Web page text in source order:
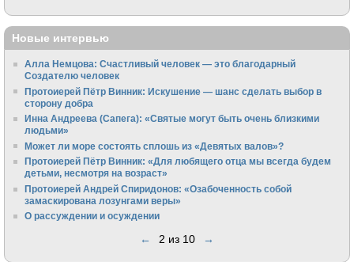
Новые интервью
Алла Немцова: Счастливый человек — это благодарный
Создателю человек
Протоиерей Пётр Винник: Искушение — шанс сделать выбор в
сторону добра
Инна Андреева (Сапега): «Святые могут быть очень близкими
людьми»
Может ли море состоять сплошь из «Девятых валов»?
Протоиерей Пётр Винник: «Для любящего отца мы всегда будем
детьми, несмотря на возраст»
Протоиерей Андрей Спиридонов: «Озабоченность собой
замаскирована лозунгами веры»
О рассуждении и осуждении
← 2 из 10 →